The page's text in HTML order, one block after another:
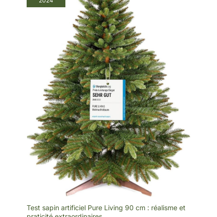
et hauteur de plafondfabriqué en PVC solide et
de haute qualité, facile à
entretenir et difficile à
déformer, garantissant
une utilisation à long
terme. Les aiguilles
hypoallergéniques et
ignifuges améliorent
considérablement la
sécurité et permettent aux
enfants de participer aux
décorations du sapin de
Noël. INSTALLATION
FACILE ET RAPIDE : Cet
arbre comporte des
branches articulées pré-
assemblées qui pendent
pour une installation
facile et se replient pour
un rangement rapide et
facile. Il vous suffit
d'assembler les
différentes pièces entre
elles pour finaliser
l'installation. BRANCHES
RÉGLABLES : les «
feuilles » de notre sapin
ajustées et pliées à
volonté. Une fois le corps
Test sapin artificiel Pure Living 90 cm : réalisme et